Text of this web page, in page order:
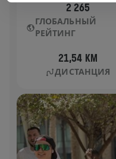
2 265
ГЛОБАЛЬНЫЙ
РЕЙТИНГ
21,54 KM
ДИСТАНЦИЯ